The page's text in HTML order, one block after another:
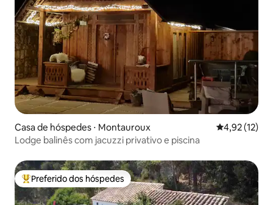
Casa de hóspedes ⋅ Montauroux 4,92 de uma
4,92 (12)
Lodge balinês com jacuzzi privativo e piscina
Entre os melhores preferidos dos hóspedes
Preferido dos hóspedes